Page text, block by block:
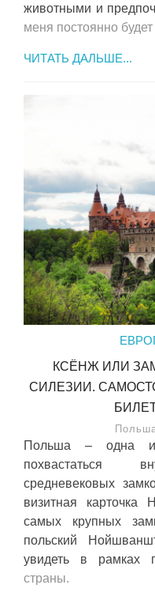
животными и
меня постоянно
ЧИТАТЬ ДАЛЬШЕ...
КСЁНЖ ИЛИ
СИЛЕЗИИ.
Польша – одна
похвастаться
средневековых
визитная
самых крупных
польский
увидеть в рамках
страны.